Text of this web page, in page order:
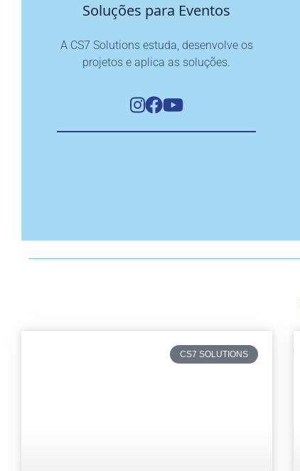
Soluções para Eventos
A CS7 Solutions estuda, desenvolve os
projetos e aplica as soluções.
CS7 SOLUTIONS